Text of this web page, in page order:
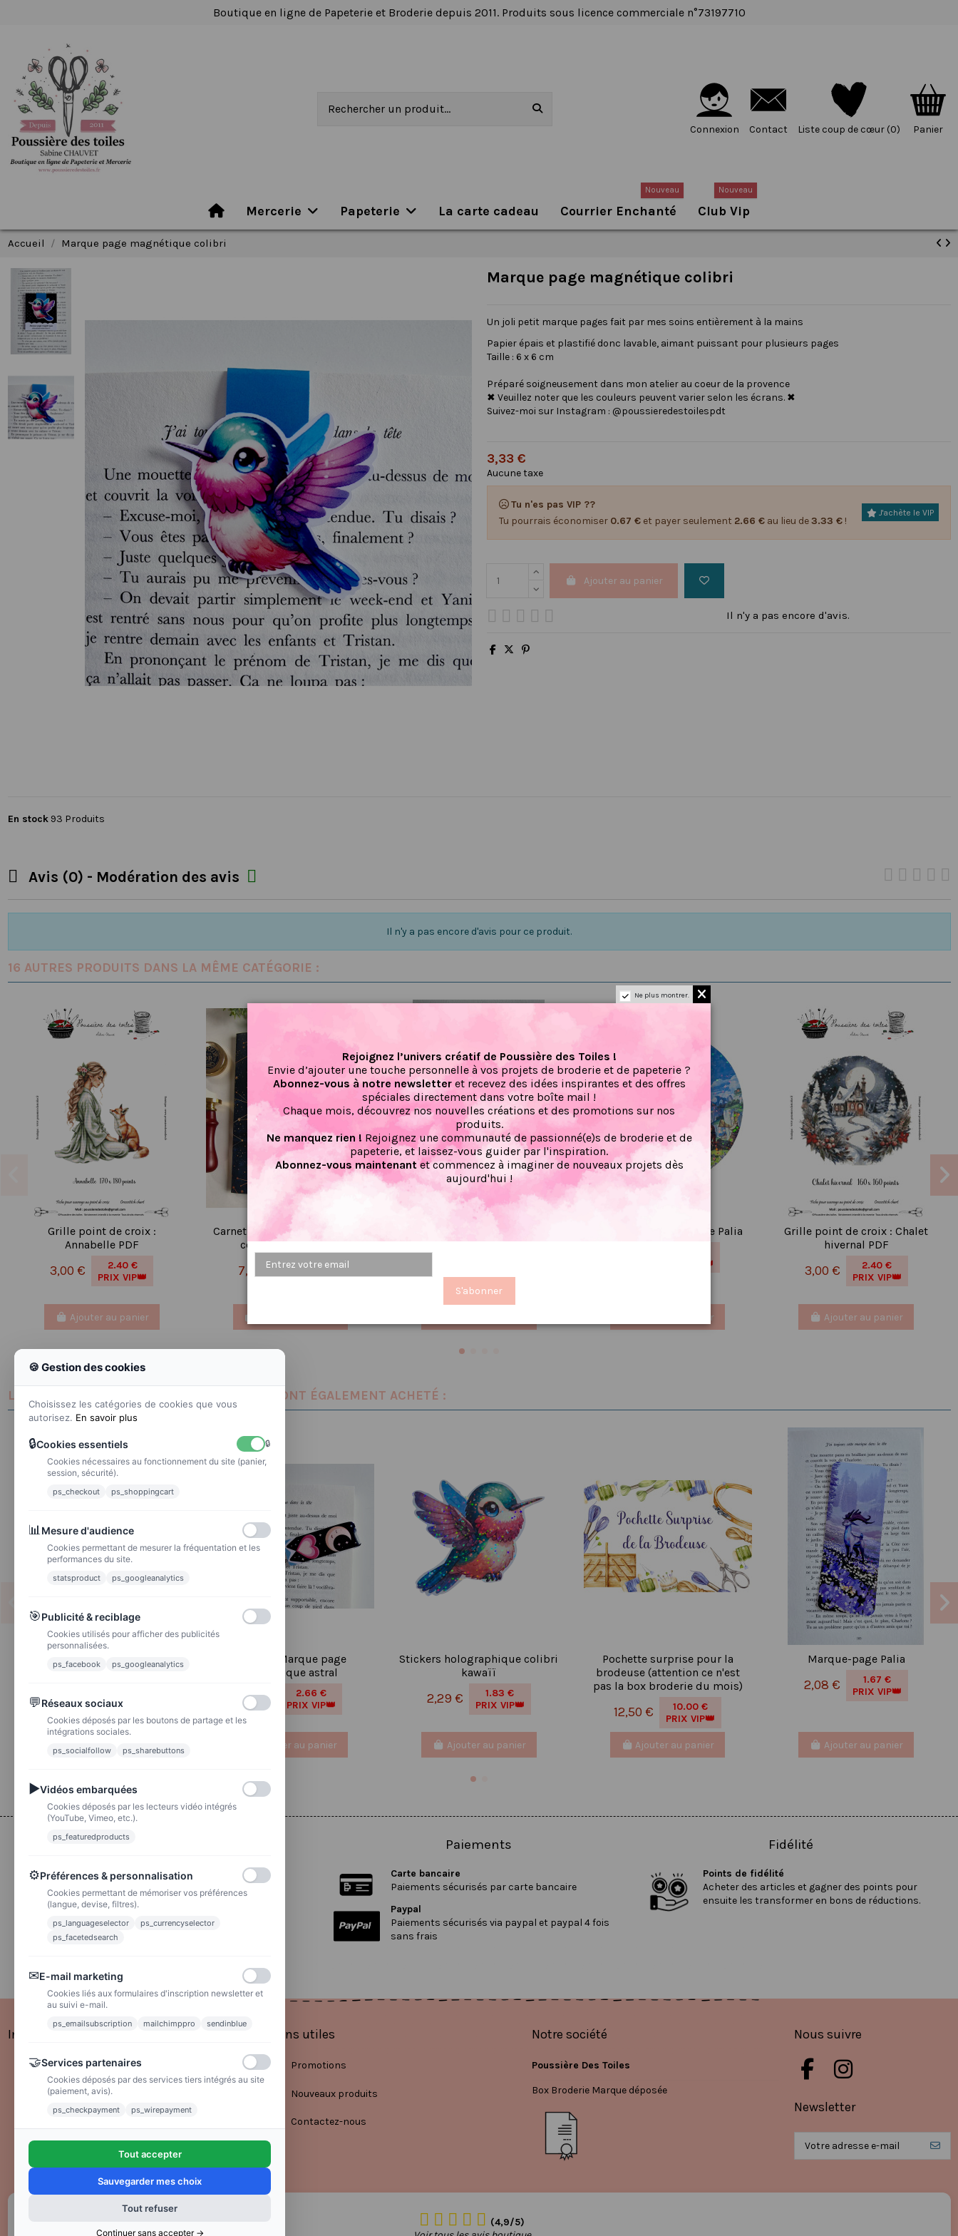
Boutique en ligne de Papeterie et Broderie depuis 2011. Produits sous licence commerciale n°73197710
Connexion Contact Liste coup de cœur (0) Panier
Mercerie Papeterie La carte cadeau Courrier Enchanté
Nouveau
Club Vip
Nouveau
Accueil Marque page magnétique colibri
Marque page magnétique colibri
Un joli petit marque pages fait par mes soins entièrement à la mains
Papier épais et plastifié donc lavable, aimant puissant pour plusieurs pages
Taille : 6 x 6 cm
Préparé soigneusement dans mon atelier au coeur de la provence
✖ Veuillez noter que les couleurs peuvent varier selon les écrans. ✖
Suivez-moi sur Instagram : @poussieredestoilespdt
3,33 €
Aucune taxe
Tu n'es pas VIP ??
Tu pourrais économiser 0.67 €et payer seulement 2.66 €au lieu de3.33 €!
J'achète le VIP
Ajouter au panier
Il n'y a pas encore d'avis.
En stock 93 Produits
 Avis (0) - Modération des avis 
Il n'y a pas encore d'avis pour ce produit.
16 AUTRES PRODUITS DANS LA MÊME CATÉGORIE :
Grille point de croix :
Annabelle PDF
3,00 €
2.40 €
PRIX VIP👑
Ajouter au panier
Carnet de suivi Mes broderies
constellation astral
7,49 €
5.99 €
PRIX VIP👑
Marque-page hérisson
2,50 €
Stickers holographique Palia
PRIX VIP👑
Ajouter au panier
Grille point de croix : Chalet
hivernal PDF
3,00 €
2.40 €
PRIX VIP👑
Ajouter au panier
LES CLIENTS QUI ONT ACHETÉ CE PRODUIT ONT ÉGALEMENT ACHETÉ :
Stickers holographique plante
kawaïï
2,29 €
PRIX VIP👑
Ajouter au panier
Lot de 2 Marque page
magnétique astral
3,33 €
2.66 €
PRIX VIP👑
Ajouter au panier
Stickers holographique colibri
kawaïï
2,29 €
1.83 €
PRIX VIP👑
Ajouter au panier
Pochette surprise pour la
brodeuse (attention ce n'est
pas la box broderie du mois)
12,50 €
10.00 €
PRIX VIP👑
Ajouter au panier
Marque-page Palia
2,08 €
1.67 €
PRIX VIP👑
Ajouter au panier
Colissimo
Livraison colis en 48h
La poste
Lettre suivie 72h
Paiements
Carte bancaire
Paiements sécurisés par carte bancaire
Paypal
Paiements sécurisés via paypal et paypal 4 fois
sans frais
Fidélité
Points de fidélité
Acheter des articles et gagner des points pour
ensuite les transformer en bons de réductions.
Informations
Mentions légales
Conditions générales de vente
Liens utiles
Promotions
Nouveaux produits
Contactez-nous
Notre société
Poussière Des Toiles
Box Broderie Marque déposée
Nous suivre
Newsletter
(4,9/5)
Ne plus montrer.
Rejoignez l’univers créatif de Poussière des Toiles !
Envie d’ajouter une touche personnelle à vos projets de broderie et de papeterie ?
Abonnez-vous à notre newsletteret recevez des idées inspirantes et des offres
spéciales directement dans votre boîte mail !
Chaque mois, découvrez nos nouvelles créations et des promotions sur nos
produits.
Ne manquez rien ! Rejoignez une communauté de passionné(e)s de broderie et de
papeterie, et laissez-vous guider par l'inspiration.
Abonnez-vous maintenantet commencez à imaginer de nouveaux projets dès
aujourd'hui !
S'abonner
🍪 Gestion des cookies
Choisissez les catégories de cookies que vous
autorisez. En savoir plus
🔒Cookies essentiels
🔒
Cookies nécessaires au fonctionnement du site (panier,
session, sécurité).
ps_checkout ps_shoppingcart
📊 Mesure d'audience
Cookies permettant de mesurer la fréquentation et les
performances du site.
statsproduct ps_googleanalytics
🎯Publicité & reciblage
Cookies utilisés pour afficher des publicités
personnalisées.
ps_facebook ps_googleanalytics
💬Réseaux sociaux
Cookies déposés par les boutons de partage et les
intégrations sociales.
ps_socialfollow ps_sharebuttons
▶Vidéos embarquées
Cookies déposés par les lecteurs vidéo intégrés
(YouTube, Vimeo, etc.).
ps_featuredproducts
⚙Préférences & personnalisation
Cookies permettant de mémoriser vos préférences
(langue, devise, filtres).
ps_languageselector
ps_currencyselector
ps_facetedsearch
✉E-mail marketing
Cookies liés aux formulaires d'inscription newsletter et
au suivi e-mail.
ps_emailsubscription mailchimppro sendinblue
🤝Services partenaires
Cookies déposés par des services tiers intégrés au site
(paiement, avis).
ps_checkpayment ps_wirepayment
Tout accepter
Sauvegarder mes choix
Tout refuser
Continuer sans accepter →